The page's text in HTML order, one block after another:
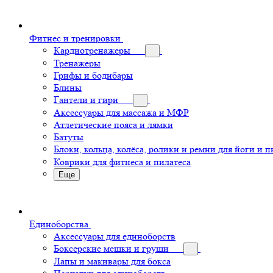
Фитнес и тренировки
Кардиотренажеры
Тренажеры
Грифы и бодибары
Блины
Гантели и гири
Аксессуары для массажа и МФР
Атлетические пояса и лямки
Батуты
Блоки, кольца, колёса, ролики и ремни для йоги и
Коврики для фитнеса и пилатеса
Еще
Единоборства
Аксессуары для единоборств
Боксерские мешки и груши
Лапы и макивары для бокса